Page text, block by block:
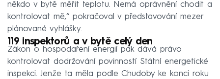
někdo v bytě měřit teplotu. Nemá oprávnění chodit a
kontrolovat mě,“ pokračoval v představování mezer
plánované vyhlášky.
119 inspektorů a v bytě celý den
Zákon o hospodaření energií pak dává právo
kontrolovat dodržování povinností Státní energetické
inspekci. Jenže ta měla podle Chudoby ke konci roku